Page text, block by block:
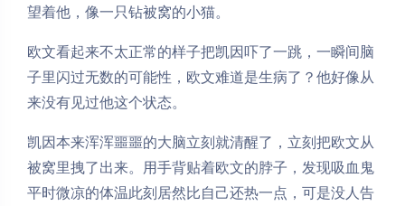
望着他，像一只钻被窝的小猫。
欧文看起来不太正常的样子把凯因吓了一跳，一瞬间脑
子里闪过无数的可能性，欧文难道是生病了？他好像从
来没有见过他这个状态。
凯因本来浑浑噩噩的大脑立刻就清醒了，立刻把欧文从
被窝里拽了出来。用手背贴着欧文的脖子，发现吸血鬼
平时微凉的体温此刻居然比自己还热一点，可是没人告